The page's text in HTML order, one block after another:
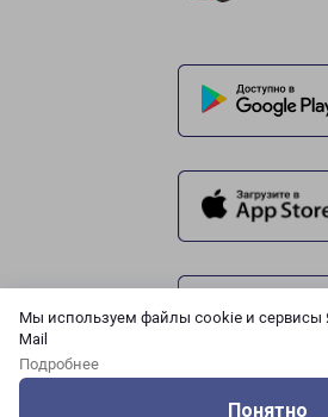
Мы используем файлы cookie и сервисы
Mail
Подробнее
Понятно